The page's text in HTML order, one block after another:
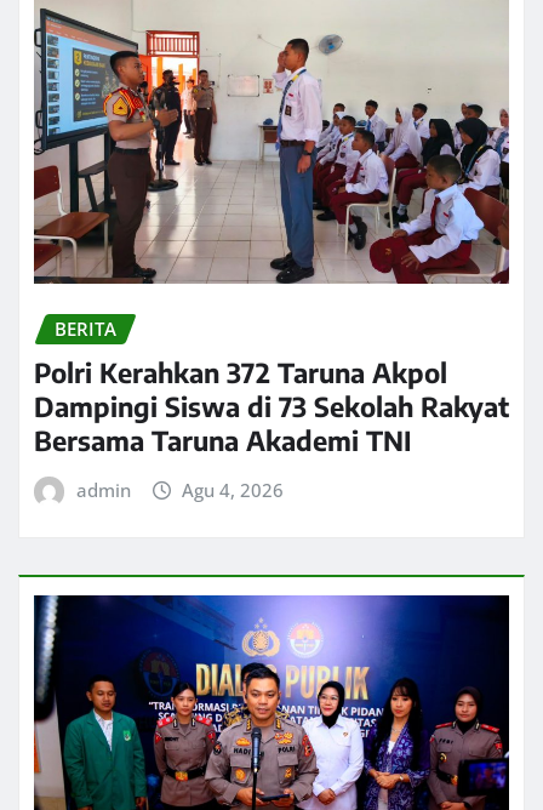
BERITA
Polri Kerahkan 372 Taruna Akpol
Dampingi Siswa di 73 Sekolah Rakyat
Bersama Taruna Akademi TNI
admin Agu 4, 2026